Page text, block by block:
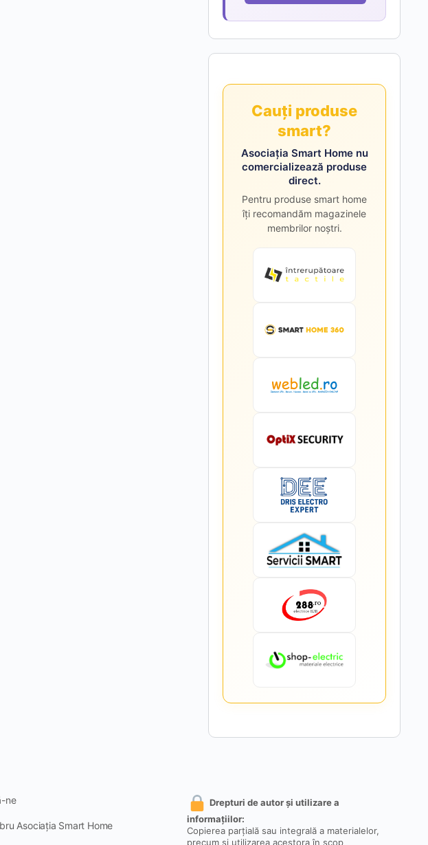
Cauți produse
smart?
Asociația Smart Home nu
comercializează produse
direct.
Pentru produse smart home
îți recomandăm magazinele
membrilor noștri.
ne
Asociația Smart Home
Drepturi de autor și utilizare a
informațiilor:
Copierea parțială sau integrală a materialelor,
precum și utilizarea acestora în scop